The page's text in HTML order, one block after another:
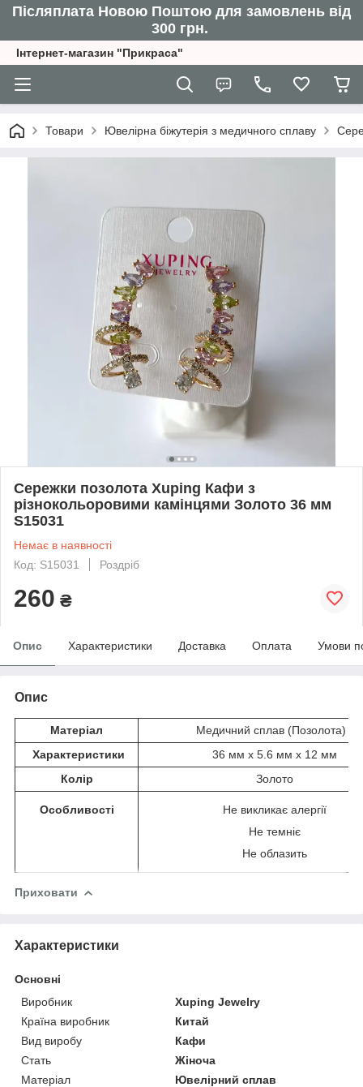
Післяплата Новою Поштою для замовлень від
300 грн.
Інтернет-магазин "Прикраса"
Товари Ювелірна біжутерія з медичного сплаву
Сережки позолота Xuping Кафи з
різнокольоровими камінцями Золото 36 мм
S15031
Немає в наявності
Код: S15031
Роздріб
260 ₴
Опис Характеристики Доставка Оплата Умови
Опис
Матеріал
Медичний сплав (Позолота)
Характеристики
36 мм x 5.6 мм x 12 мм
Колір
Золото
Особливості
Не викликає алергії
Не темніє
Не облазить
Приховати
Характеристики
Основні
Виробник
Xuping Jewelry
Країна виробник
Китай
Вид виробу
Кафи
Стать
Жіноча
Матеріал
Ювелірний сплав